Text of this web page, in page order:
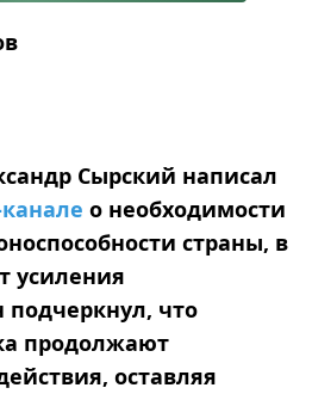
Сырский написал
о необходимости
страны, в
усиления
что
продолжают
оставляя